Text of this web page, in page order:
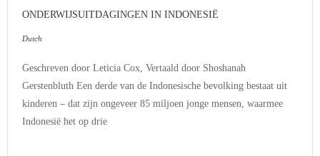
ONDERWIJSUITDAGINGEN IN INDONESIË
Dutch
Geschreven door Leticia Cox, Vertaald door Shoshanah
Gerstenbluth Een derde van de Indonesische bevolking bestaat uit
kinderen – dat zijn ongeveer 85 miljoen jonge mensen, waarmee
Indonesië het op drie